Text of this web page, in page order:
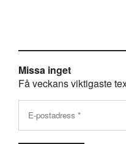
Missa inget
Få veckans viktigaste